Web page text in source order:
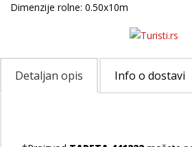
Dimenzije rolne: 0.50x10m
Detaljan opis Info o dostavi